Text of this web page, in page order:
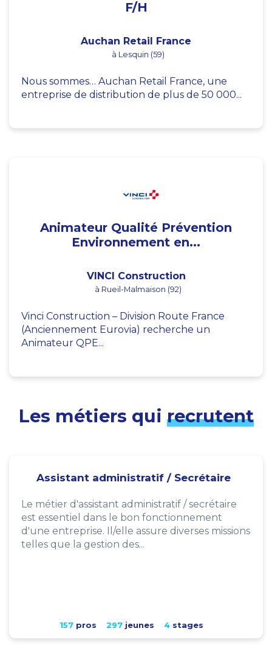
F/H
Auchan Retail France
à Lesquin (59)
Nous sommes… Auchan Retail France, une
entreprise de distribution de plus de 50 000...
Animateur Qualité Prévention
Environnement en...
VINCI Construction
à Rueil-Malmaison (92)
Vinci Construction – Division Route France
(Anciennement Eurovia) recherche un
Animateur QPE...
Les métiers qui recrutent
Assistant administratif / Secrétaire
Le métier d'assistant administratif / secrétaire
est essentiel dans le bon fonctionnement
d'une entreprise. Il/elle assure diverses missions
telles que la gestion des...
157pros 297jeunes 4stages